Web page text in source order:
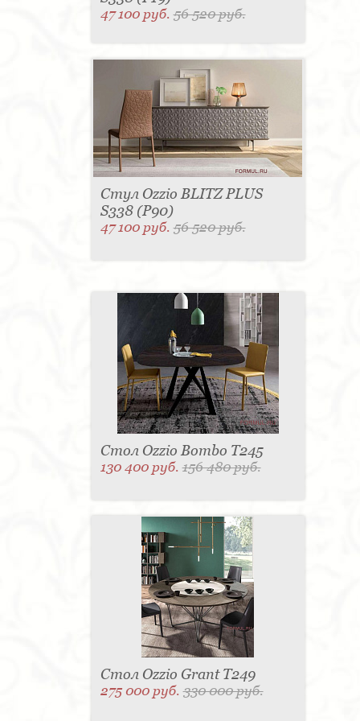
47 100 руб.56 520 руб.
Стул Ozzio BLITZ PLUS
S338 (P90)
47 100 руб.56 520 руб.
Стол Ozzio Bombo T245
130 400 руб.156 480 руб.
Стол Ozzio Grant T249
275 000 руб.330 000 руб.